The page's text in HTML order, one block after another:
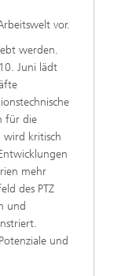
vor.
werden.
Juni lädt
für die
wird kritisch
mehr
des PTZ
und
und